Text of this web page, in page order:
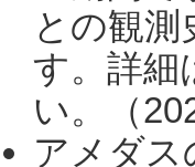
との観
す。詳細
い。（
アメダス